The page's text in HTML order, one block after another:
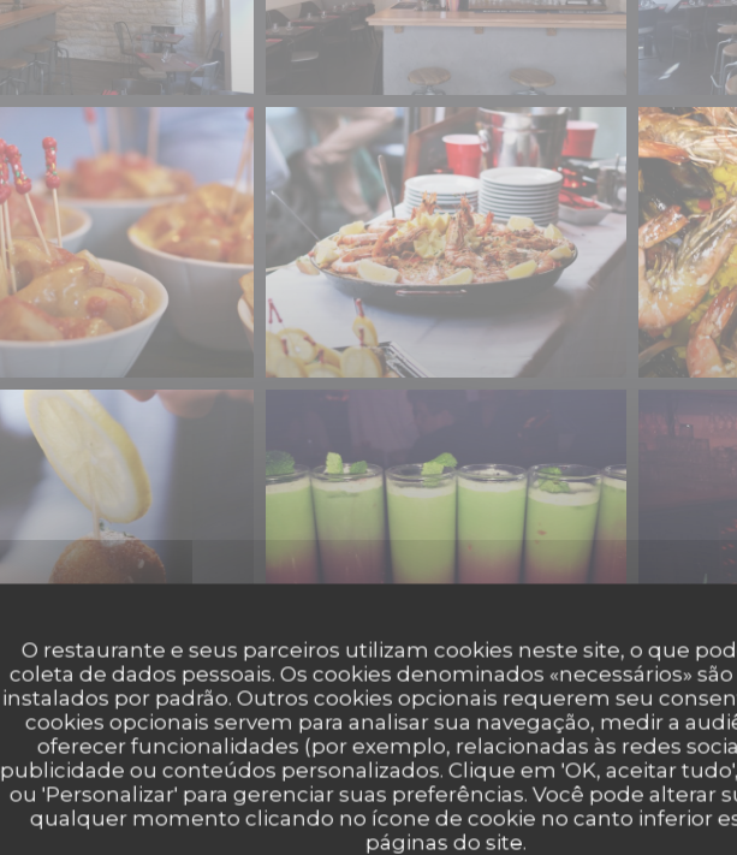
O restaurante e seus parceiros utilizam cookies neste site, o que
coleta de dados pessoais. Os cookies denominados «necessários»
instalados por padrão. Outros cookies opcionais requerem seu
cookies opcionais servem para analisar sua navegação, medir a
oferecer funcionalidades (por exemplo, relacionadas às redes
publicidade ou conteúdos personalizados. Clique em 'OK, aceitar
ou 'Personalizar' para gerenciar suas preferências. Você pode alterar
qualquer momento clicando no ícone de cookie no canto inferior
páginas do site.
Quelques cocktails